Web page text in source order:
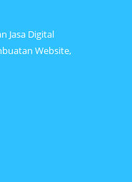
Jasa Digital
Website,